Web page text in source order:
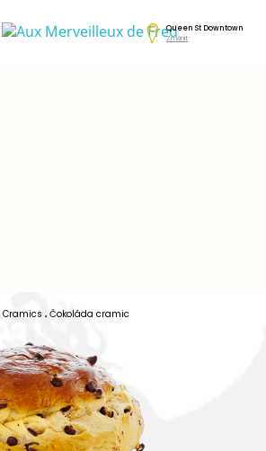
Queen St Downtown
Změnit
Cramics Čokoláda cramic